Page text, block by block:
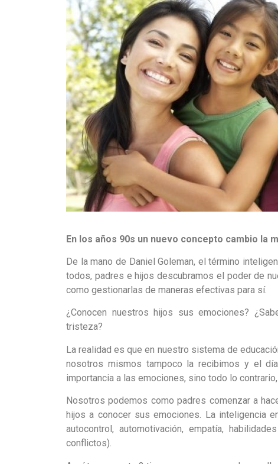
En los años 90s un nuevo concepto cambio la
De la mano de Daniel Goleman, el término
todos, padres e hijos descubramos el poder de
como gestionarlas de maneras efectivas para sí.
¿Conocen nuestros hijos sus emociones?
tristeza?
La realidad es que en nuestro sistema de
nosotros mismos tampoco la recibimos y el
importancia a las emociones, sino todo lo
Nosotros podemos como padres comenzar a
hijos a conocer sus emociones. La inteligencia
autocontrol, automotivación, empatía,
conflictos).